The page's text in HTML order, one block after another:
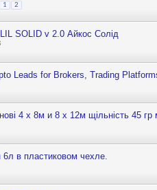
1 2
SOLID v 2.0 Айкос Солід
Leads for Brokers, Trading
нові 4 х 8м и 8 х 12м щільність 45 гр
в пластиковом чехле.